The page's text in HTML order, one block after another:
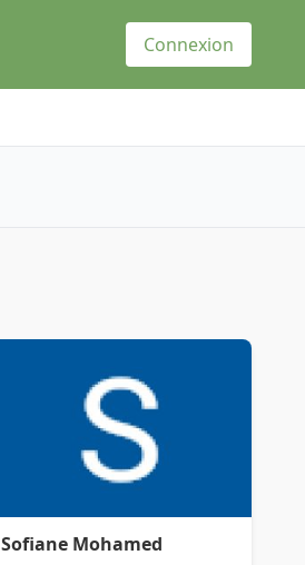
Connexion
Sofiane Mohamed